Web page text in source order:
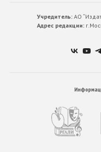
Учредитель:АО
Адрес редакции: